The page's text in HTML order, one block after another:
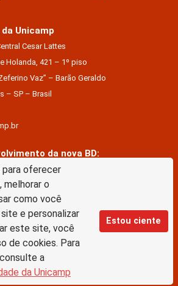
oferecer
melhorar o
como você
e personalizar
este site, você
de cookies. Para
a
da Unicamp
Estou ciente
Unicamp
Cesar Lattes
Holanda, 421 – 1º piso
Vaz” – Barão Geraldo
– SP – Brasil
da nova BD:
Almeida
Silva
está licenciado com uma Licença Creative Commons –
Internacional